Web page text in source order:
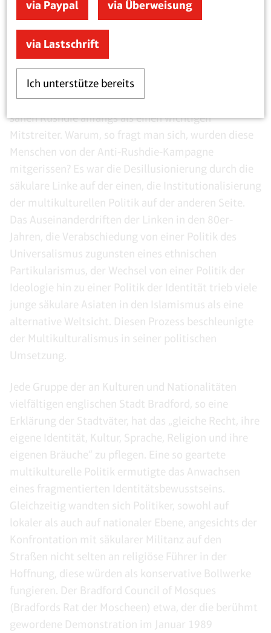
ihnen jung, politisch links ausgerichtet, eloquent, gut
ausgebildet und sozial integriert. Nur wenige von
ihnen waren religiös, geschweige denn
fundamentalistisch. Viele waren Mitglieder des Asian
Youth Movement, andere waren Mitglieder in
linksgerichteten Organisationen, und viele von ihnen
sahen Rushdie anfangs als einen wichtigen
Mitstreiter. Warum, so fragt man sich, wurden diese
Menschen von der Anti-Rushdie-Kampagne
mitgerissen? Es war die Desillusionierung durch die
säkulare Linke auf der einen, die Institutionalisierung
der multikulturellen Politik auf der anderen Seite.
Das Auseinanderdriften der Linken in den 80er-
Jahren, die Verabschiedung von einer Politik des
Universalismus zugunsten eines ethnischen
Partikularismus, der Wechsel von einer Politik der
Ideologie hin zu einer Politik der Identität trieb viele
junge säkulare Asiaten in den Islamismus als eine
alternative Weltsicht. Diesen Prozess beschleunigte
der Multikulturalismus in seiner politischen
Umsetzung.
Jede Gruppe der an Kulturen und Nationalitäten
vielfältigen englischen Stadt Bradford, so eine
Erklärung der Stadtväter, hat das „gleiche Recht, ihre
eigene Identität, Kultur, Sprache, Religion und ihre
eigenen Bräuche“ zu pflegen. Eine so geartete
multikulturelle Politik ermutigte das Anwachsen
eines fragmentierten Identitätsbewusstseins.
Gleichzeitig wandten sich Politiker, sowohl auf
lokaler als auch auf nationaler Ebene, angesichts der
Konfrontation mit säkularer Militanz auf den
Straßen nicht selten an religiöse Führer in der
Hoffnung, diese würden als konservative Bollwerke
fungieren. Der Bradford Council of Mosques
(Bradfords Rat der Moscheen) etwa, der die berühmt
gewordene Demonstration im Januar 1989
via Paypal via Überweisung
via Lastschrift
Ich unterstütze bereits